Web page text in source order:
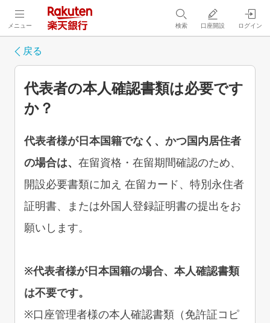
メニュー 検索 口座開設 ログイン
戻る
代表者の本人確認書類は必要です
か？
代表者様が日本国籍でなく、かつ国内居住者
の場合は、 在留資格・在留期間確認のため、
開設必要書類に加え 在留カード、特別永住者
証明書、または外国人登録証明書の提出をお
願いします。
※代表者様が日本国籍の場合、本人確認書類
は不要です。
※口座管理者様の本人確認書類（免許証コピ